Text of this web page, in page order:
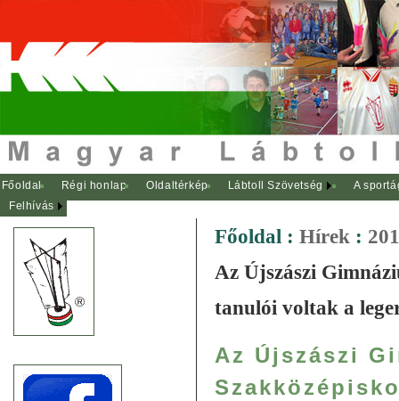
Főoldal Régi honlap Oldaltérkép Lábtoll Szövetség
A
Felhívás
Főoldal : Hírek :
Az Újszászi
tanulói voltak a
Az Újszászi